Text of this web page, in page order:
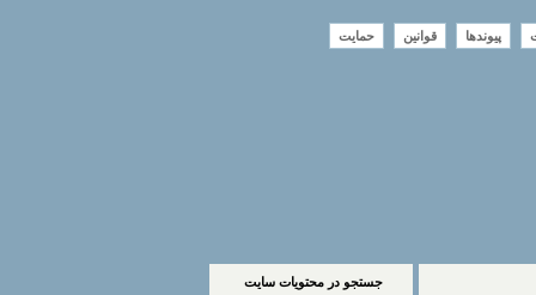
پیوندها قوانین حمایت
جستجو در محتويات سايت